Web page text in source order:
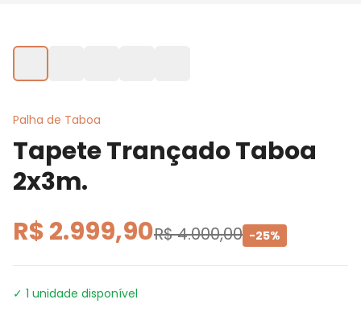
Palha de Taboa
Tapete Trançado Taboa
2x3m.
R$ 2.999,90R$ 4.000,00 -25%
✓ 1 unidade disponível